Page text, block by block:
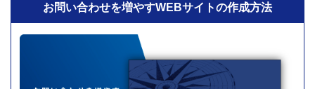
お問い合わせを増やすWEBサイトの作成方法